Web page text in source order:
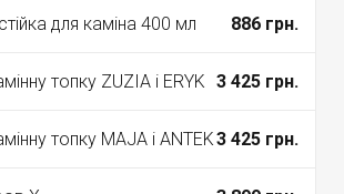
для каміна 400 мл 886 грн.
топку ZUZIA і ERYK 3 425 грн.
топку MAJA і ANTEK3 425 грн.